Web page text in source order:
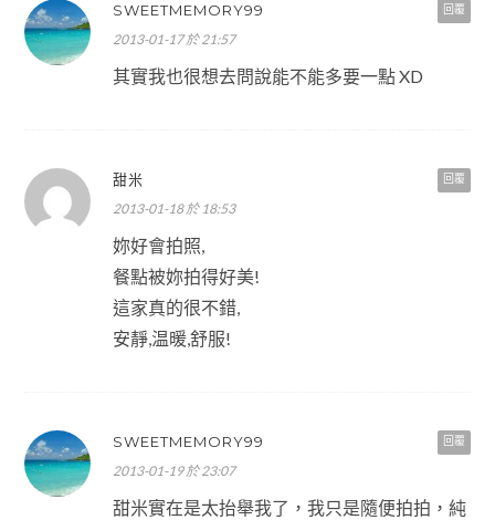
回覆
SWEETMEMORY99
2013-01-17 於 21:57
其實我也很想去問說能不能多要一點 XD
回覆
甜米
2013-01-18 於 18:53
妳好會拍照,
餐點被妳拍得好美!
這家真的很不錯,
安靜,温暖,舒服!
回覆
SWEETMEMORY99
2013-01-19 於 23:07
甜米實在是太抬舉我了，我只是隨便拍拍，純